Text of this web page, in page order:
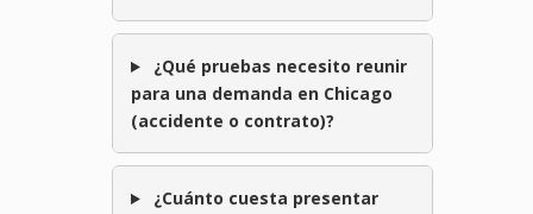
¿Qué pruebas necesito reunir
para una demanda en Chicago
(accidente o contrato)?
¿Cuánto cuesta presentar